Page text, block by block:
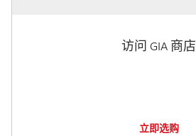
访问 GIA 商店
立即选购